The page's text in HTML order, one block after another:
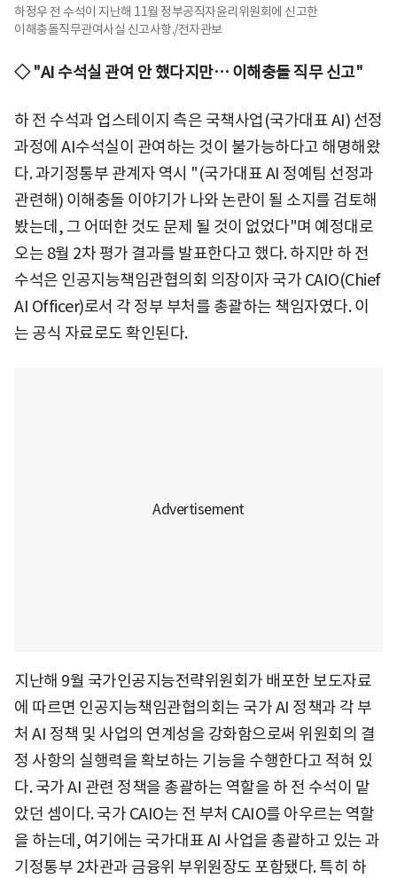
하정우 전 수석이 지난해 11월 정부공직자윤리위원회에 신고한
이해충돌직무관여사실 신고사항./전자관보
◇ "AI 수석실 관여 안 했다지만… 이해충돌 직무 신고"
하 전 수석과 업스테이지 측은 국책사업(국가대표 AI) 선정
과정에 AI수석실이 관여하는 것이 불가능하다고 해명해왔
다. 과기정통부 관계자 역시 "(국가대표 AI 정예팀 선정과
관련해) 이해충돌 이야기가 나와 논란이 될 소지를 검토해
봤는데, 그 어떠한 것도 문제 될 것이 없었다"며 예정대로
오는 8월 2차 평가 결과를 발표한다고 했다. 하지만 하 전
수석은 인공지능책임관협의회 의장이자 국가 CAIO(Chief
AI Officer)로서 각 정부 부처를 총괄하는 책임자였다. 이
는 공식 자료로도 확인된다.
지난해 9월 국가인공지능전략위원회가 배포한 보도자료
에 따르면 인공지능책임관협의회는 국가 AI 정책과 각 부
처 AI 정책 및 사업의 연계성을 강화함으로써 위원회의 결
정 사항의 실행력을 확보하는 기능을 수행한다고 적혀 있
다. 국가 AI 관련 정책을 총괄하는 역할을 하 전 수석이 맡
았던 셈이다. 국가 CAIO는 전 부처 CAIO를 아우르는 역할
을 하는데, 여기에는 국가대표 AI 사업을 총괄하고 있는 과
기정통부 2차관과 금융위 부위원장도 포함됐다. 특히 하